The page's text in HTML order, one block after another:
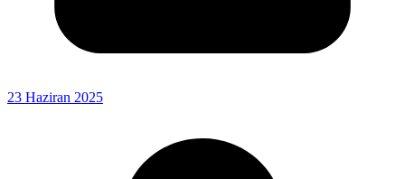
23 Haziran 2025